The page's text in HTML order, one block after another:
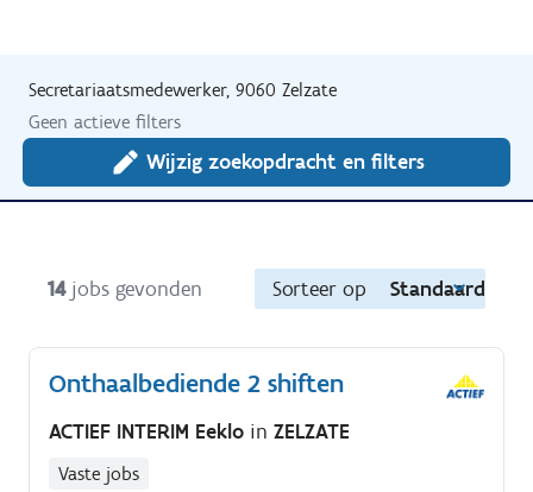
Secretariaatsmedewerker, 9060 Zelzate
Geen actieve filters
Wijzig zoekopdracht en filters
14 jobs gevonden Sorteer op Standaard
Onthaalbediende 2 shiften
ACTIEF INTERIM Eeklo in ZELZATE
Vaste jobs